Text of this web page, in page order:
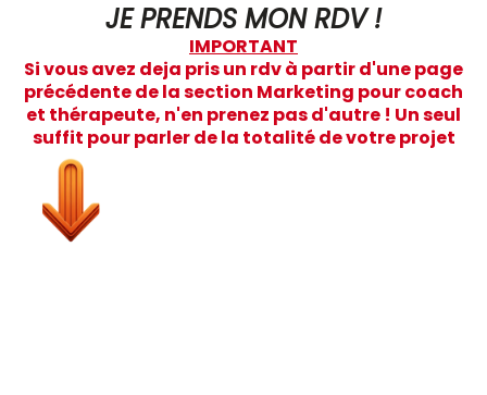
JE PRENDS MON RDV !
IMPORTANT
Si vous avez deja pris un rdv à partir d'une page
précédente de la section Marketing pour coach
et thérapeute, n'en prenez pas d'autre ! Un seul
suffit pour parler de la totalité de votre projet